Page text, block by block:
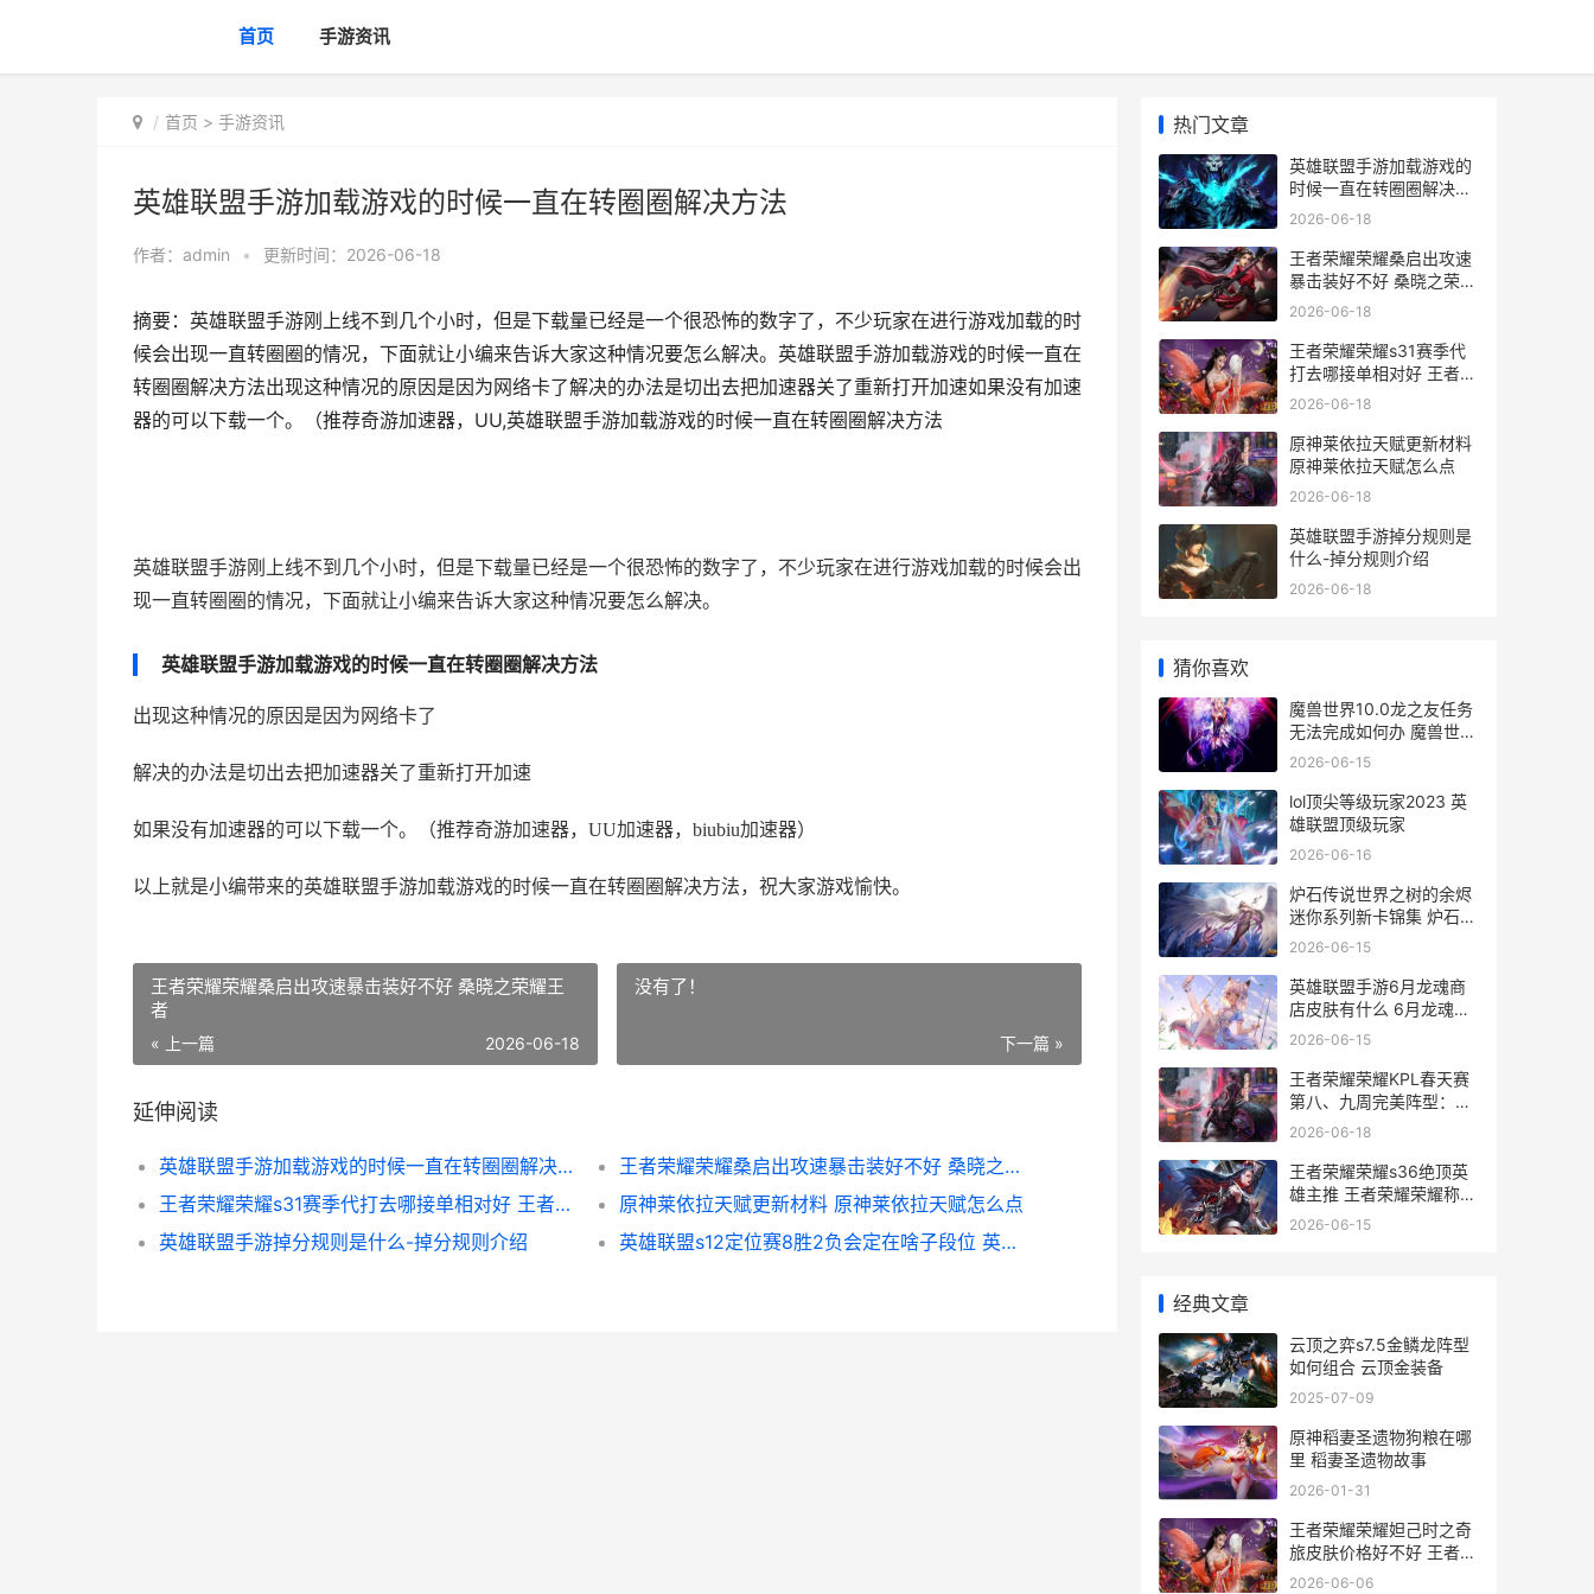
首页 手游资讯
首页 > 手游资讯
英雄联盟手游加载游戏的时候一直在转圈圈解决方法
作者： admin • 更新时间：2026-06-18
摘要：英雄联盟手游刚上线不到几个小时，但是下载量已经是一个很恐怖的数字了，不少玩家在进行游戏加载的时
候会出现一直转圈圈的情况，下面就让小编来告诉大家这种情况要怎么解决。英雄联盟手游加载游戏的时候一直在
转圈圈解决方法出现这种情况的原因是因为网络卡了解决的办法是切出去把加速器关了重新打开加速如果没有加速
器的可以下载一个。（推荐奇游加速器，UU,英雄联盟手游加载游戏的时候一直在转圈圈解决方法
英雄联盟手游刚上线不到几个小时，但是下载量已经是一个很恐怖的数字了，不少玩家在进行游戏加载的时候会出
现一直转圈圈的情况，下面就让小编来告诉大家这种情况要怎么解决。
英雄联盟手游加载游戏的时候一直在转圈圈解决方法
出现这种情况的原因是因为网络卡了
解决的办法是切出去把加速器关了重新打开加速
如果没有加速器的可以下载一个。（推荐奇游加速器，UU加速器，biubiu加速器）
以上就是小编带来的英雄联盟手游加载游戏的时候一直在转圈圈解决方法，祝大家游戏愉快。
王者荣耀荣耀桑启出攻速暴击装好不好 桑晓之荣耀王
者
« 上一篇 2026-06-18
没有了！
下一篇 »
延伸阅读
英雄联盟手游加载游戏的时候一直在转圈圈解决方法
王者荣耀荣耀桑启出攻速暴击装好不好 桑晓之荣耀王者
王者荣耀荣耀s31赛季代打去哪接单相对好 王者荣耀荣耀水晶多少次必出
原神莱依拉天赋更新材料 原神莱依拉天赋怎么点
英雄联盟手游掉分规则是什么-掉分规则介绍
英雄联盟s12定位赛8胜2负会定在啥子段位 英雄联盟定位赛机制s10
热门文章
英雄联盟手游加载游戏的
时候一直在转圈圈解决方
法
2026-06-18
王者荣耀荣耀桑启出攻速
暴击装好不好 桑晓之荣耀
王者
2026-06-18
王者荣耀荣耀s31赛季代
打去哪接单相对好 王者荣
耀荣耀水晶多少次必出
2026-06-18
原神莱依拉天赋更新材料
原神莱依拉天赋怎么点
2026-06-18
英雄联盟手游掉分规则是
什么-掉分规则介绍
2026-06-18
猜你喜欢
魔兽世界10.0龙之友任务
无法完成如何办 魔兽世界
10.0龙坐骑
2026-06-15
lol顶尖等级玩家2023 英
雄联盟顶级玩家
2026-06-16
炉石传说世界之树的余烬
迷你系列新卡锦集 炉石传
说世界之树的余烬卡组代
2026-06-15
英雄联盟手游6月龙魂商
店皮肤有什么 6月龙魂商
店皮肤介绍
2026-06-15
王者荣耀荣耀KPL春天赛
第八、九周完美阵型：武
汉ES四人上榜 王者荣耀
2026-06-18
王者荣耀荣耀s36绝顶英
雄主推 王者荣耀荣耀称号
哪个含金量最高
2026-06-15
经典文章
云顶之弈s7.5金鳞龙阵型
如何组合 云顶金装备
2025-07-09
原神稻妻圣遗物狗粮在哪
里 稻妻圣遗物故事
2026-01-31
王者荣耀荣耀妲己时之奇
旅皮肤价格好不好 王者荣
荣耀妲己图片
2026-06-06